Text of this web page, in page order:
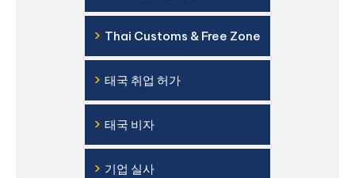
› Thai Customs & Free Zone
› 태국 취업 허가
› 태국 비자
› 기업 실사